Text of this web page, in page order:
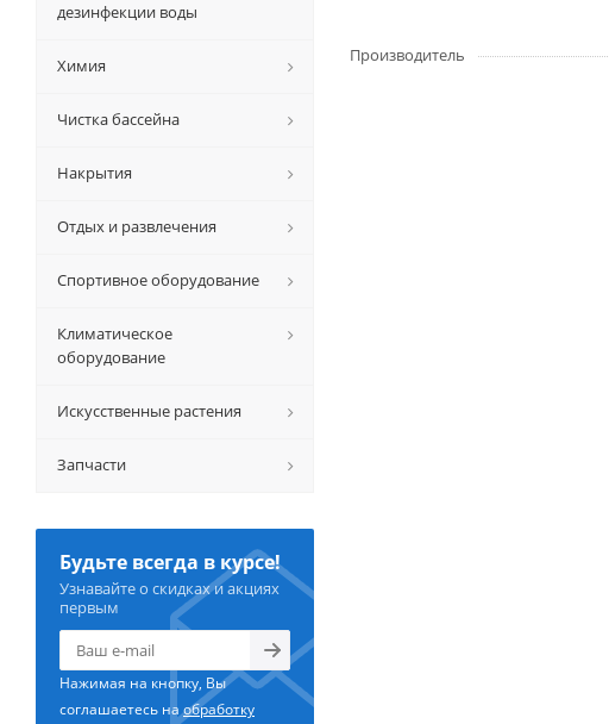
Производитель
дезинфекции воды
Химия
Чистка бассейна
Накрытия
Отдых и развлечения
Спортивное оборудование
Климатическое
оборудование
Искусственные растения
Запчасти
Будьте всегда в курсе!
Узнавайте о скидках и акциях
первым
Нажимая на кнопку, Вы
соглашаетесь наобработку